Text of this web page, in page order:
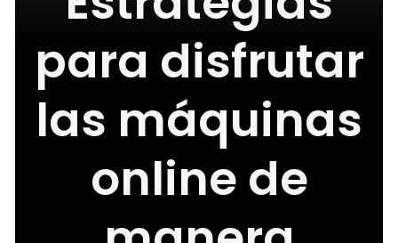
para disfrutar
las máquinas
online de